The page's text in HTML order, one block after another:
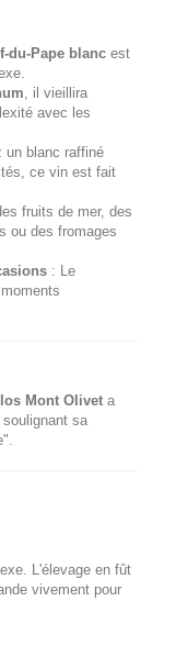
du-Pape blanc est
, il vieillira
avec les
un blanc raffiné
ce vin est fait
fruits de mer, des
ou des fromages
: Le
Mont Olivet a
soulignant sa
L'élevage en fût
vivement pour